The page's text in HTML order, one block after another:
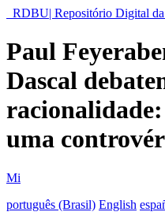
RDBU| Repositório Digital
Paul
Dascal
racionalidade:
uma
Mi
português (Brasil) English